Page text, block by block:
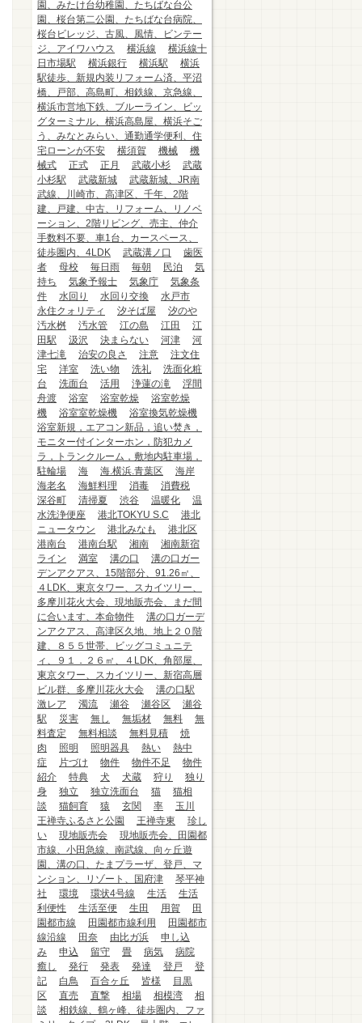
園、みたけ台幼稚園、たちばな台公
園、桜台第二公園、たちばな台病院、
桜台ビレッジ、古風、風情、ビンテー
ジ、アイワハウス
横浜線
横浜線十
日市場駅
横浜銀行 横浜駅
横浜
駅徒歩、新規内装リフォーム済、平沼
橋、戸部、高島町、相鉄線、京急線、
横浜市営地下鉄、ブルーライン、ビッ
グターミナル、横浜高島屋、横浜そご
う、みなとみらい、通勤通学便利、住
宅ローンが不安
横須賀 機械
機
械式
正式 正月 武蔵小杉
武蔵
小杉駅
武蔵新城
武蔵新城、JR南
武線、川崎市、高津区、千年、2階
建、戸建、中古、リフォーム、リノベ
ーション、2階リビング、売主、仲介
手数料不要、車1台、カースペース、
徒歩圏内、4LDK
武蔵溝ノ口
歯医
者
母校 毎日雨 毎朝 民泊
気
持ち
気象予報士 気象庁
気象条
件
水回り 水回り交換
水戸市
永住クォリティ
汐そば屋
汐のや
汚水桝
汚水管 江の島 江田
江
田駅
汲沢 決まらない 河津
河
津七滝
治安の良さ 注意
注文住
宅
洋室 洗い物 洗礼
洗面化粧
台
洗面台 活用 浄蓮の滝
浮間
舟渡
浴室 浴室乾燥
浴室乾燥
機
浴室室乾燥機
浴室換気乾燥機
浴室新規，エアコン新品，追い焚き，
モニター付インターホン，防犯カメ
ラ，トランクルーム，敷地内駐車場，
駐輪場
海 海.横浜.青葉区
海岸
海老名
海鮮料理 消毒
消費税
深谷町
清掃夏 渋谷 温暖化
温
水洗浄便座
港北TOKYU S.C
港北
ニュータウン
港北みなも
港北区
港南台
港南台駅 湘南
湘南新宿
ライン
満室 溝の口
溝の口ガー
デンアクアス、15階部分、91.26㎡、
４LDK、東京タワー、スカイツリー、
多摩川花火大会、現地販売会、まだ間
に合います、本命物件
溝の口ガーデ
ンアクアス、高津区久地、地上２０階
建、８５５世帯、ビッグコミュニテ
ィ、９１．２６㎡、４LDK、角部屋、
東京タワー、スカイツリー、新宿高層
ビル群、多摩川花火大会
溝の口駅
激レア
濁流 瀬谷 瀬谷区
瀬谷
駅
災害 無し 無垢材 無料
無
料査定
無料相談 無料見積
焼
肉
照明 照明器具 熱い
熱中
症
片づけ 物件 物件不足
物件
紹介
特典 犬 犬蔵 狩り
独り
身
独立 独立洗面台 猫
猫相
談
猫飼育 猿 玄関 率
玉川
王禅寺ふるさと公園
王禅寺東
珍し
い
現地販売会
現地販売会、田園都
市線、小田急線、南武線、向ヶ丘遊
園、溝の口、たまプラーザ、登戸、マ
ンション、リゾート、国府津
琴平神
社
環境 環状4号線 生活
生活
利便性
生活至便 生田 用賀
田
園都市線
田園都市線利用
田園都市
線沿線
田奈 由比ガ浜
申し込
み
申込 留守 畳 病気
病院
癒し
発行 発表 発達 登戸
登
記
白鳥 百合ヶ丘 皆様
目黒
区
直売 直撃 相場 相模湾
相
談
相鉄線、鶴ヶ峰、徒歩圏内、ファ